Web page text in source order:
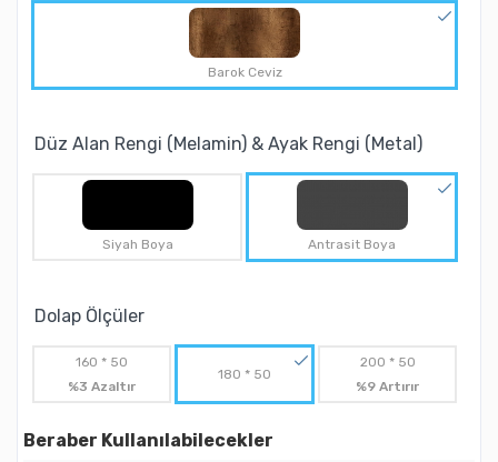
Barok Ceviz
Düz Alan Rengi (Melamin) & Ayak Rengi (Metal)
Siyah Boya Antrasit Boya
Dolap Ölçüler
160 * 50
%3 Azaltır
180 * 50
200 * 50
%9 Artırır
Beraber Kullanılabilecekler